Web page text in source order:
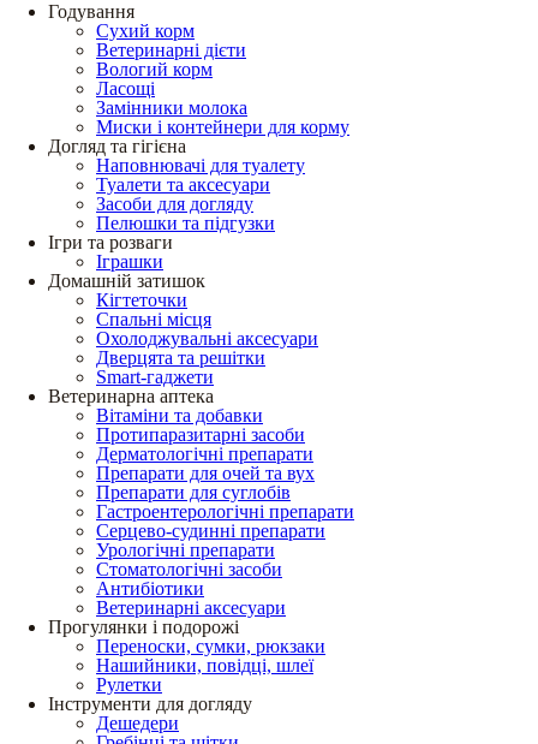
Годування
Сухий корм
Ветеринарні дієти
Вологий корм
Ласощі
Замінники молока
Миски і контейнери для корму
Догляд та гігієна
Наповнювачі для туалету
Туалети та аксесуари
Засоби для догляду
Пелюшки та підгузки
Ігри та розваги
Іграшки
Домашній затишок
Кігтеточки
Спальні місця
Охолоджувальні аксесуари
Дверцята та решітки
Smart-гаджети
Ветеринарна аптека
Вітаміни та добавки
Протипаразитарні засоби
Дерматологічні препарати
Препарати для очей та вух
Препарати для суглобів
Гастроентерологічні препарати
Серцево-судинні препарати
Урологічні препарати
Стоматологічні засоби
Антибіотики
Ветеринарні аксесуари
Прогулянки і подорожі
Переноски, сумки, рюкзаки
Нашийники, повідці, шлеї
Рулетки
Інструменти для догляду
Дешедери